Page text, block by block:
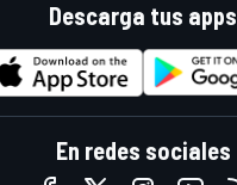
Descarga tus apps
En redes sociales